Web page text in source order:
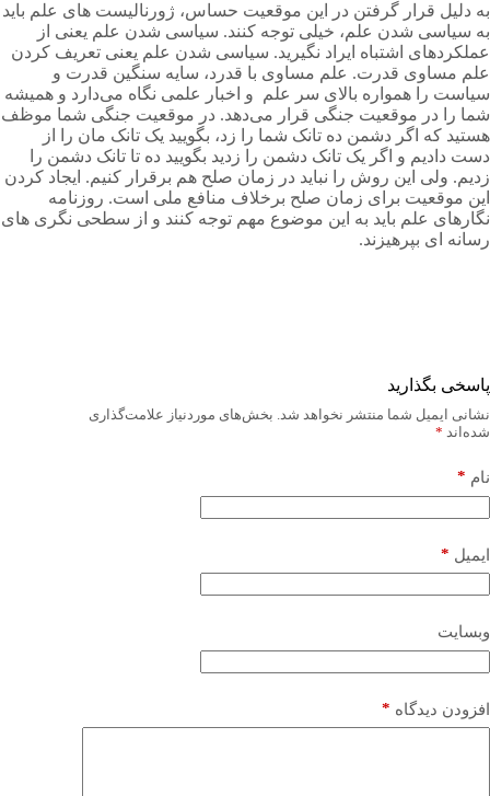
به دلیل قرار گرفتن در این موقعیت حساس، ژورنالیست های علم باید
به سیاسی شدن علم، خیلی توجه کنند. سیاسی شدن علم یعنی از
عملکردهای اشتباه ایراد نگیرید. سیاسی شدن علم یعنی تعریف کردن
علم مساوی قدرت. علم مساوی با قدرد، سایه سنگین قدرت و
سیاست را همواره بالای سر علم و اخبار علمی نگاه می‌دارد و همیشه
شما را در موقعیت جنگی قرار می‌دهد. در موقعیت جنگی شما موظف
هستید که اگر دشمن ده تانک شما را زد، بگویید یک تانک مان را از
دست دادیم و اگر یک تانک دشمن را زدید بگویید ده تا تانک دشمن را
زدیم. ولی این روش را نباید در زمان صلح هم برقرار کنیم. ایجاد کردن
این موقعیت برای زمان صلح برخلاف منافع ملی است. روزنامه
نگارهای علم باید به این موضوع مهم توجه کنند و از سطحی نگری های
رسانه ای بپرهیزند.
پاسخی بگذارید
نشانی ایمیل شما منتشر نخواهد شد. بخش‌های موردنیاز علامت‌گذاری
شده‌اند *
نام *
ایمیل *
وبسایت
افزودن دیدگاه *